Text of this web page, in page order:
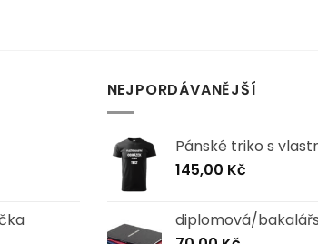
NEJPORDÁVANĚJŠÍ
Pánské triko s
145,00 Kč
diplomová/